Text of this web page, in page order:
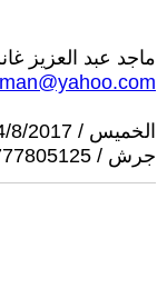
ماجد عبد العزيز
الخميس / 24/8/2017
جرش / 0777805125